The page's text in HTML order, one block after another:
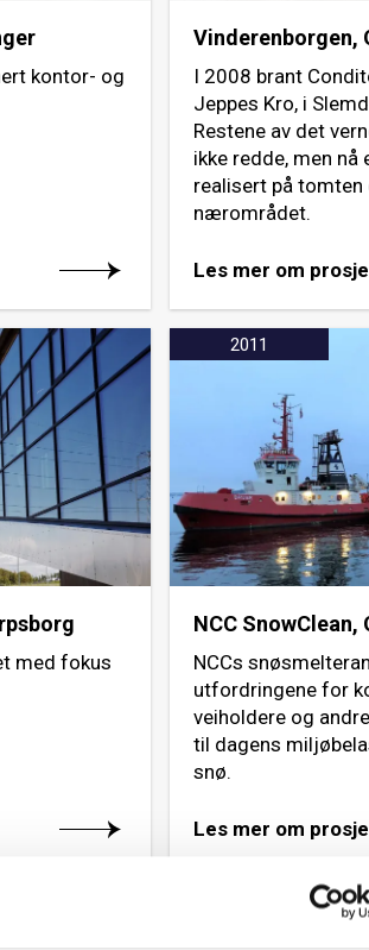
kontor- og
Vinderenborgen,
I 2008 brant
Jeppes Kro, i
Restene av det
ikke redde, men nå
realisert på
nærområdet.
Les mer om
med fokus
2011
NCC SnowClean,
NCCs
utfordringene for
veiholdere og
til dagens
snø.
Les mer om